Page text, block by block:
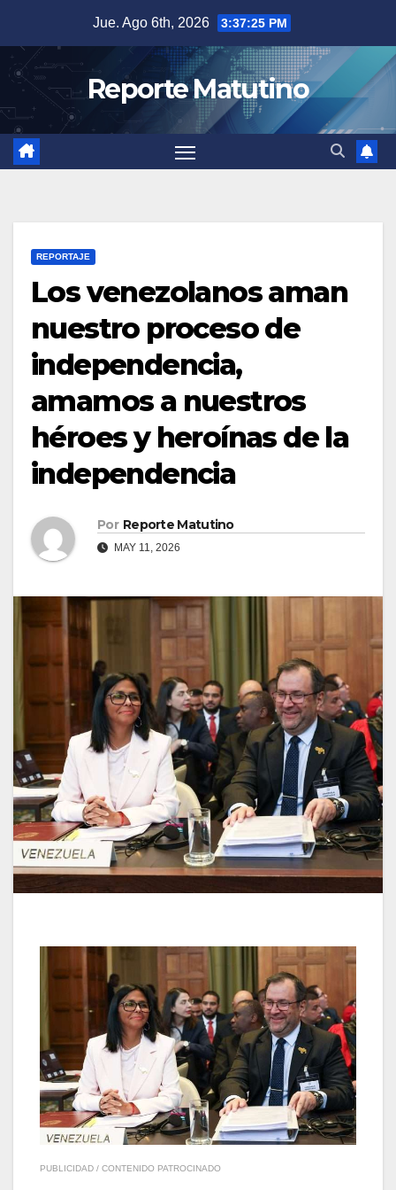
contenido
Jue. Ago 6th, 2026 3:37:26 PM
Reporte Matutino
REPORTAJE
Los venezolanos aman
nuestro proceso de
independencia,
amamos a nuestros
héroes y heroínas de la
independencia
Por Reporte Matutino
MAY 11, 2026
PUBLICIDAD / CONTENIDO PATROCINADO